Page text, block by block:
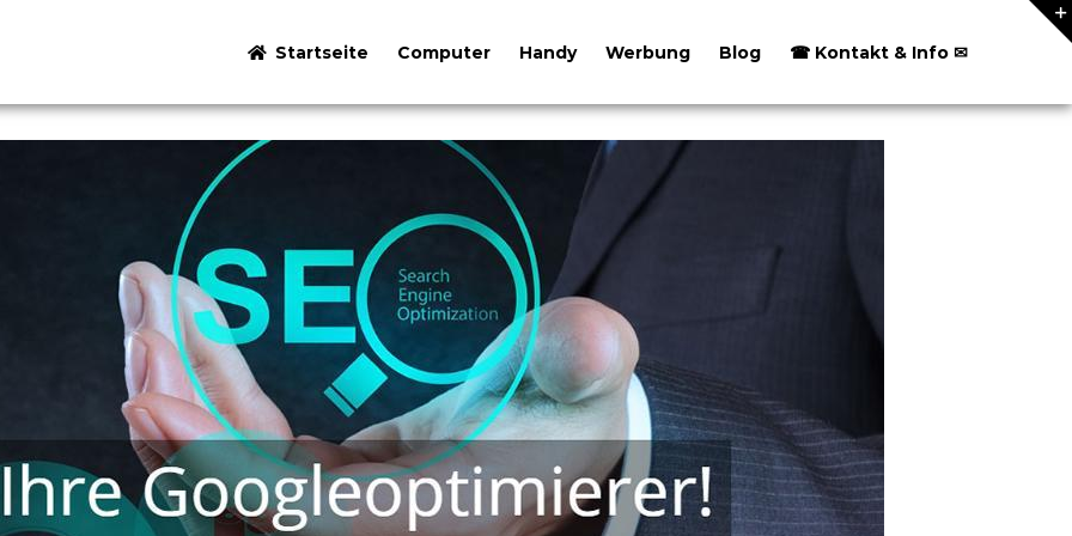
Startseite Computer Handy Werbung Blog ☎ Kontakt & Info ✉